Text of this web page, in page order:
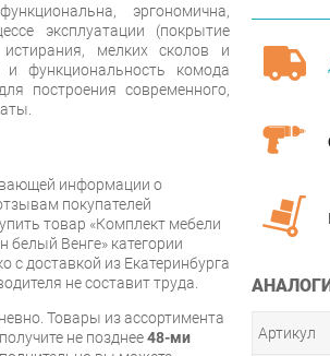
Артикул
эргономична,
эксплуатации (покрытие
мелких сколов и
функциональность комода
построения современного,
информации о
покупателей
товар «Комплект мебели
Венге» категории
с доставкой из Екатеринбурга
не составит труда.
Товары из ассортимента
не позднее48-ми